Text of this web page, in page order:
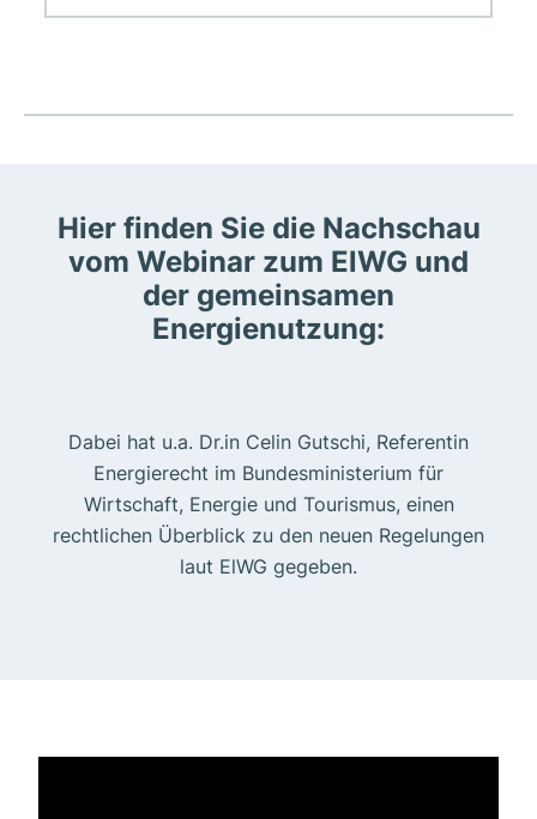
Hier finden Sie die Nachschau
vom Webinar zum ElWG und
der gemeinsamen
Energienutzung:
Dabei hat u.a. Dr.in Celin Gutschi, Referentin
Energierecht im Bundesministerium für
Wirtschaft, Energie und Tourismus, einen
rechtlichen Überblick zu den neuen Regelungen
laut ElWG gegeben.